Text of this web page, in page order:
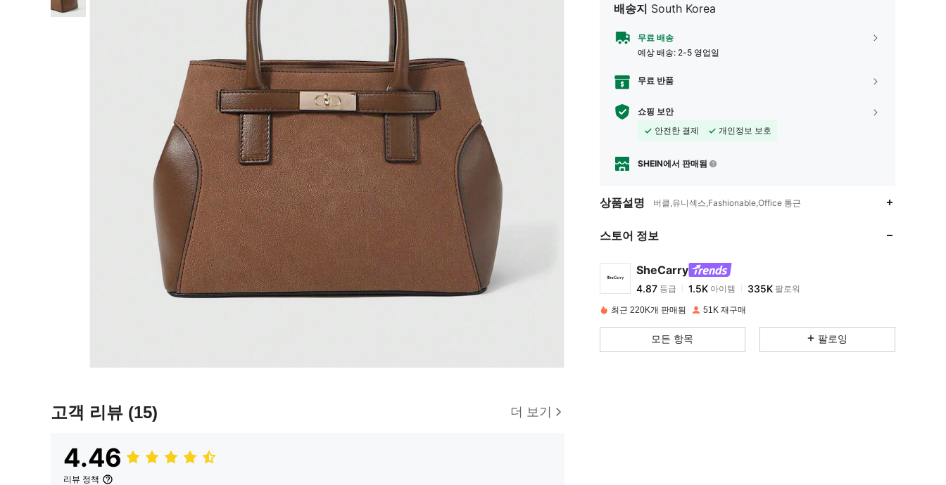
고객 리뷰 (15) 더 보기
4.46
리뷰 정책
배송지 South Korea
무료 배송
예상 배송: 2-5 영업일
무료 반품
쇼핑 보안
안전한 결제
개인정보 보호
SHEIN에서 판매됨
상품설명 버클,유니섹스,Fashionable,Office 통근
스토어 정보
SheCarry
4.87
4.87 등급 1.5K아이템
k***r 이(가)하루 전에지불됨
최근 220K개 판매됨 51K 재구매
모든 항목 팔로잉